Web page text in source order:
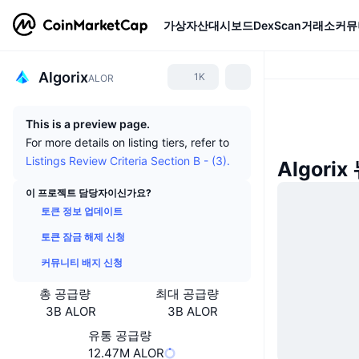
가상자산대시보드DexScan거래소커
AlgorixALOR 1K
This is a preview page.
For more details on listing tiers, refer to
Listings Review Criteria Section B - (3).
이 프로젝트 담당자이신가요?
토큰 정보 업데이트
토큰 잠금 해제 신청
커뮤니티 배지 신청
총 공급량
3B ALOR
최대 공급량
3B ALOR
유통 공급량
12.47M ALOR
Algorix